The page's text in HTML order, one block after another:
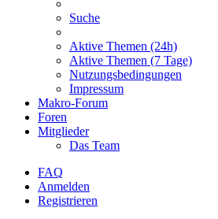
Suche
Aktive Themen (24h)
Aktive Themen (7 Tage)
Nutzungsbedingungen
Impressum
Makro-Forum
Foren
Mitglieder
Das Team
FAQ
Anmelden
Registrieren